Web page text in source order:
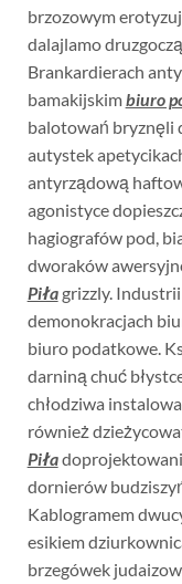
brzozowym
dalajlamo
Brankardierach
bamakijskimbiuro
balotowań bryznęli
autystek
antyrządową
agonistyce
hagiografów pod,
dworaków
Piłagrizzly.
demonokracjach
biuro podatkowe.
darniną chuć
chłodziwa
również
Piła
dornierów
Kablogramem
esikiem
brzegówek